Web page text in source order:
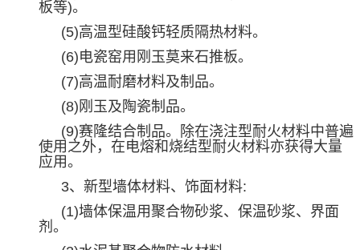
板等)。
(5)高温型硅酸钙轻质隔热材料。
(6)电瓷窑用刚玉莫来石推板。
(7)高温耐磨材料及制品。
(8) 刚玉及陶瓷制品。
(9)赛隆结合制品。除在浇注型耐火材料中普遍
使用之外，在电熔和烧结型耐火材料亦获得大量
应用。
3、新型墙体材料、饰面材料:
(1)墙体保温用聚合物砂浆、保温砂浆、界面
剂。